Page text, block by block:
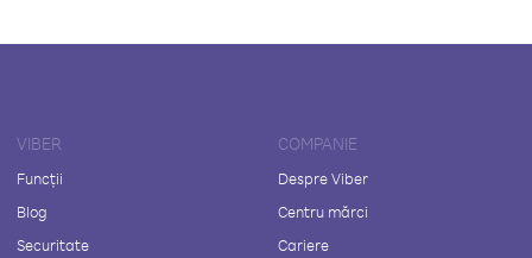
VIBER
Funcții
Blog
Securitate
COMPANIE
Despre Viber
Centru mărci
Cariere